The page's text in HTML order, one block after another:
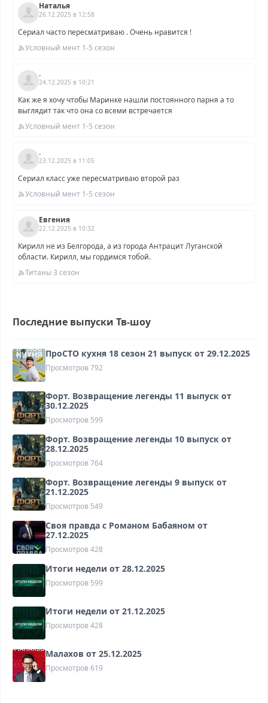
Наталья
26.12.2025 в 12:58
Сериал часто пересматриваю . Очень нравится !
Условный мент 1-5 сезон
.
24.12.2025 в 10:21
Как же я хочу чтобы Маринке нашли постоянного парня а то
выглядит так что она со всеми встречается
Условный мент 1-5 сезон
.
23.12.2025 в 11:05
Сериал класс уже пересматриваю второй раз
Условный мент 1-5 сезон
Евгения
22.12.2025 в 10:32
Кирилл не из Белгорода, а из города Антрацит Луганской
области. Кирилл, мы гордимся тобой.
Титаны 3 сезон
Последние выпуски Тв-шоу
ПроСТО кухня 18 сезон 21 выпуск от 29.12.2025
Просмотров792
Форт. Возвращение легенды 11 выпуск от
30.12.2025
Просмотров 599
Форт. Возвращение легенды 10 выпуск от
28.12.2025
Просмотров764
Форт. Возвращение легенды 9 выпуск от
21.12.2025
Просмотров 549
Своя правда с Романом Бабаяном от
27.12.2025
Просмотров428
Итоги недели от 28.12.2025
Просмотров 599
Итоги недели от 21.12.2025
Просмотров428
Малахов от 25.12.2025
Просмотров619